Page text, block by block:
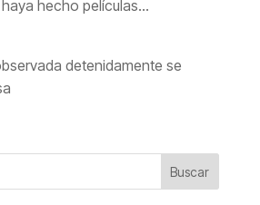
hecho películas…
detenidamente se